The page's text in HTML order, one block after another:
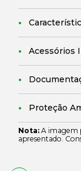
Acessórios
Proteção
Nota: A imagem
apresentado.